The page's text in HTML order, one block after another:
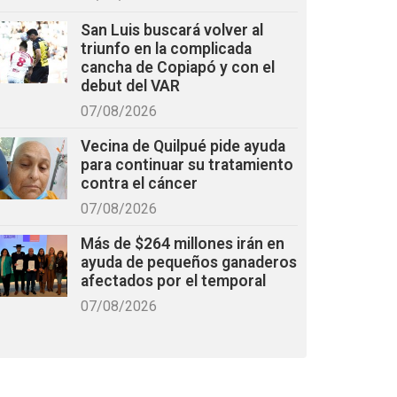
San Luis buscará volver al
triunfo en la complicada
cancha de Copiapó y con el
debut del VAR
07/08/2026
Vecina de Quilpué pide ayuda
para continuar su tratamiento
contra el cáncer
07/08/2026
Más de $264 millones irán en
ayuda de pequeños ganaderos
afectados por el temporal
07/08/2026